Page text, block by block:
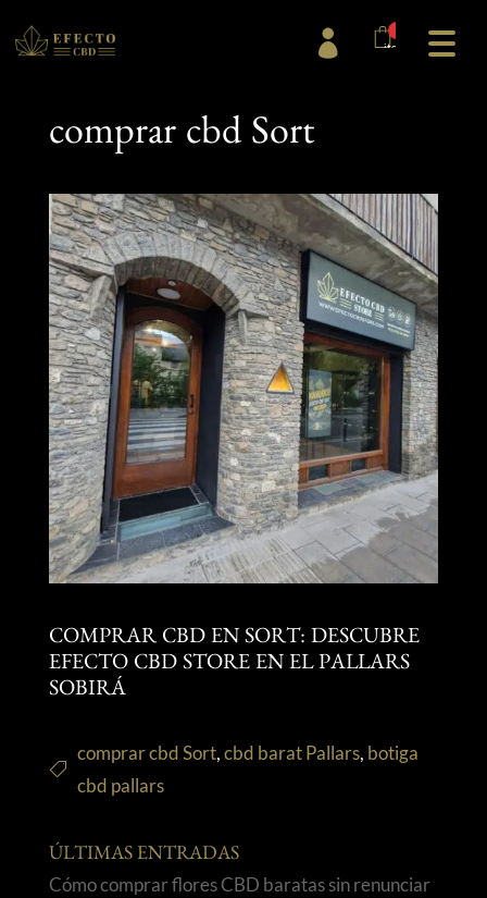
items

comprar cbd Sort
COMPRAR CBD EN SORT: DESCUBRE
EFECTO CBD STORE EN EL PALLARS
SOBIRÁ
comprar cbd Sort,cbd barat Pallars, botiga
cbd pallars
ÚLTIMAS ENTRADAS
Cómo comprar flores CBD baratas sin renunciar